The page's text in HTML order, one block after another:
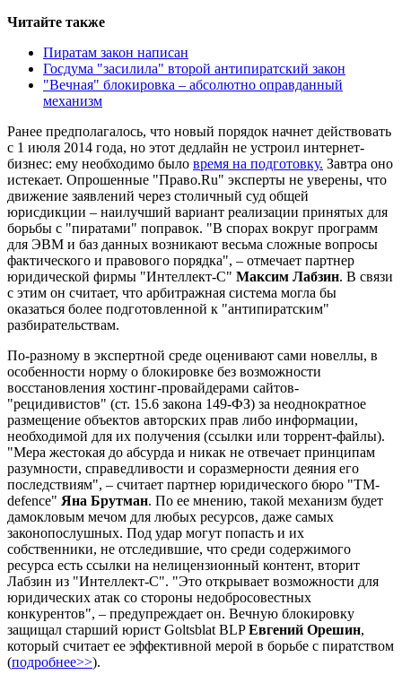
Читайте также
Пиратам закон написан
Госдума "засилила" второй антипиратский закон
"Вечная" блокировка – абсолютно оправданный
механизм
Ранее предполагалось, что новый порядок начнет действовать
с 1 июля 2014 года, но этот дедлайн не устроил интернет-
бизнес: ему необходимо было время на подготовку. Завтра оно
истекает. Опрошенные "Право.Ru" эксперты не уверены, что
движение заявлений через столичный суд общей
юрисдикции – наилучший вариант реализации принятых для
борьбы с "пиратами" поправок. "В спорах вокруг программ
для ЭВМ и баз данных возникают весьма сложные вопросы
фактического и правового порядка", – отмечает партнер
юридической фирмы "Интеллект-С" Максим Лабзин. В связи
с этим он считает, что арбитражная система могла бы
оказаться более подготовленной к "антипиратским"
разбирательствам.
По-разному в экспертной среде оценивают сами новеллы, в
особенности норму о блокировке без возможности
восстановления хостинг-провайдерами сайтов-
"рецидивистов" (ст. 15.6 закона 149-ФЗ) за неоднократное
размещение объектов авторских прав либо информации,
необходимой для их получения (ссылки или торрент-файлы).
"Мера жестокая до абсурда и никак не отвечает принципам
разумности, справедливости и соразмерности деяния его
последствиям", – считает партнер юридического бюро "TM-
defence" Яна Брутман. По ее мнению, такой механизм будет
дамокловым мечом для любых ресурсов, даже самых
законопослушных. Под удар могут попасть и их
собственники, не отследившие, что среди содержимого
ресурса есть ссылки на нелицензионный контент, вторит
Лабзин из "Интеллект-С". "Это открывает возможности для
юридических атак со стороны недобросовестных
конкурентов", – предупреждает он. Вечную блокировку
защищал старший юрист Goltsblat BLPЕвгений Орешин,
который считает ее эффективной мерой в борьбе с пиратством
(подробнее>>).